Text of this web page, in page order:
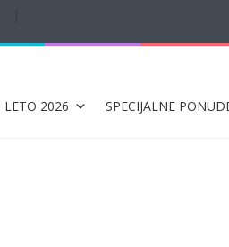
LETO 2026 SPECIJALNE